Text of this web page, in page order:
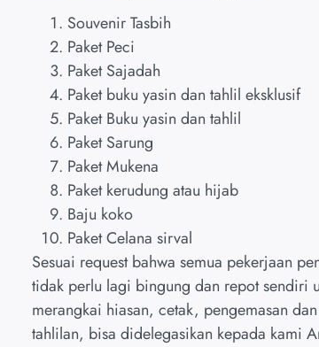
Souvenir Tasbih
Paket Peci
Paket Sajadah
Paket buku yasin dan tahlil eksklusif
Paket Buku yasin dan tahlil
Paket Sarung
Paket Mukena
Paket kerudung atau hijab
Baju koko
Paket Celana sirval
Sesuai request bahwa semua pekerjaan
tidak perlu lagi bingung dan repot sendiri
merangkai hiasan, cetak, pengemasan
tahlilan, bisa didelegasikan kepada kami